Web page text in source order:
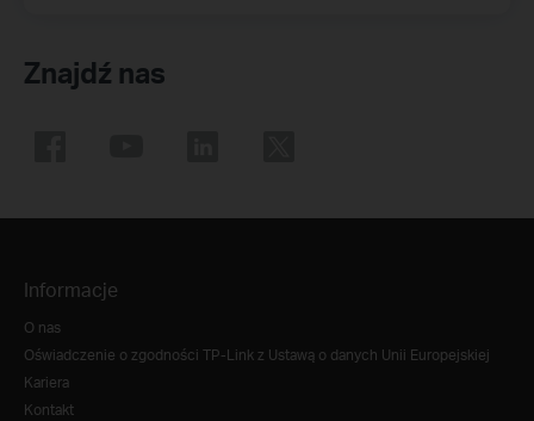
Znajdź nas
Informacje
O nas
Oświadczenie o zgodności TP-Link z Ustawą o danych Unii Europejskiej
Kariera
Kontakt